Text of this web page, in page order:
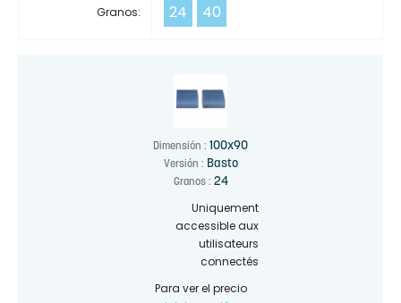
Granos: 24 40
Dimensión : 100x90
Versión : Basto
Granos : 24
Uniquement
accessible aux
utilisateurs
connectés
Para ver el precio